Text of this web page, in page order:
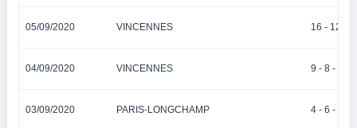
05/09/2020 VINCENNES 16 - 12 -
04/09/2020 VINCENNES 9 - 8 - 10 -
03/09/2020 PARIS-LONGCHAMP 4 - 6 - 3 -